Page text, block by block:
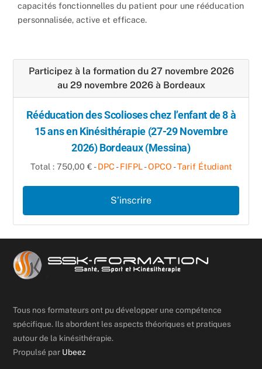
capacités fonctionnelles du patient pour une rééducation
personnalisée, active et efficace.
Participez à la formation du 27 novembre 2026
au 29 novembre 2026 à Bordeaux
Rééducation des Scolioses chez l’enfant de 8 à
15 ans en Kinésithérapie (27-29 Novembre
2026) Bordeaux (Messina)
Total : 750,00 € -DPC -FIFPL-OPCO -Tarif Étudiant
S’inscrire
Tous nos formateurs ont pu développer une compétence
spécifique. Ils abordent les aspects théoriques et pratiques
autour de la kinésithérapie.
Propulsé par Ubeez